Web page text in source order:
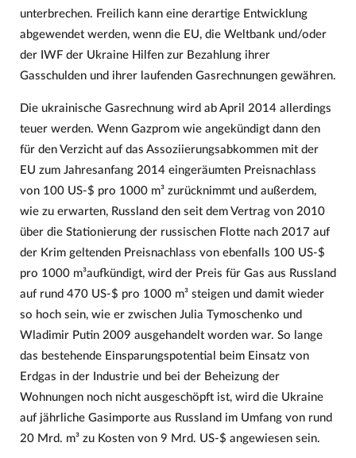
unterbrechen. Freilich kann eine derartige Entwicklung
abgewendet werden, wenn die EU, die Weltbank und/oder
der IWF der Ukraine Hilfen zur Bezahlung ihrer
Gasschulden und ihrer laufenden Gasrechnungen gewähren.
Die ukrainische Gasrechnung wird ab April 2014 allerdings
teuer werden. Wenn Gazprom wie angekündigt dann den
für den Verzicht auf das Assoziierungsabkommen mit der
EU zum Jahresanfang 2014 eingeräumten Preisnachlass
von 100 US-$ pro 1000 m³ zurücknimmt und außerdem,
wie zu erwarten, Russland den seit dem Vertrag von 2010
über die Stationierung der russischen Flotte nach 2017 auf
der Krim geltenden Preisnachlass von ebenfalls 100 US-$
pro 1000 m³aufkündigt, wird der Preis für Gas aus Russland
auf rund 470 US-$ pro 1000 m³ steigen und damit wieder
so hoch sein, wie er zwischen Julia Tymoschenko und
Wladimir Putin 2009 ausgehandelt worden war. So lange
das bestehende Einsparungspotential beim Einsatz von
Erdgas in der Industrie und bei der Beheizung der
Wohnungen noch nicht ausgeschöpft ist, wird die Ukraine
auf jährliche Gasimporte aus Russland im Umfang von rund
20 Mrd. m³ zu Kosten von 9 Mrd. US-$ angewiesen sein.